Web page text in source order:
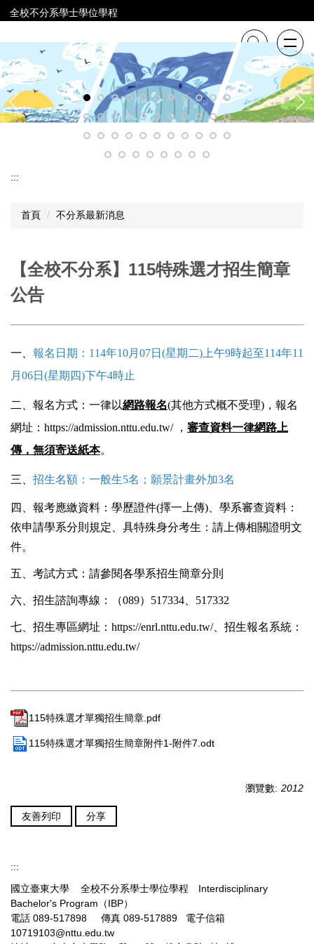
跳
到
內
容
區
全校不分系學士學位學程
:::
首頁 不分系最新消息
【全校不分系】115特殊選才招生簡章
公告
一、 報名日期：114年10月07日(星期二)上午9時起至114年11
月06日(星期四)下午4時止
二、報名方式： 一律以網路報名(其他方式概不受理)，報名
網址： https://admission.nttu.edu.tw/， 審查資料一律網路上
傳，無須寄送紙本。
三、 招生名額：一般生5名；願景計畫外加3名
四、 報考應繳資料：學歷證件(擇一上傳)、 學系審查資料：
依申請學系分則規定、具特殊身分考生：請上傳相關證明文
件。
五 、考試方式：請參閱各學系招生簡章分則
六 、招生諮詢專線：（089）517334、517332
七 、招生專區網址： https://enrl.nttu.edu.tw/、招生報名系統：
https://admission.nttu.edu.tw/
115特殊選才單獨招生簡章.pdf
115特殊選才單獨招生簡章附件1-附件7.odt
瀏覽數: 2012
友善列印 分享
:::
國立臺東大學 全校不分系學士學位學程 Interdisciplinary
Bachelor's Program（IBP）
電話 089-517898 傳真 089-517889 電子信箱
10719103@nttu.edu.tw